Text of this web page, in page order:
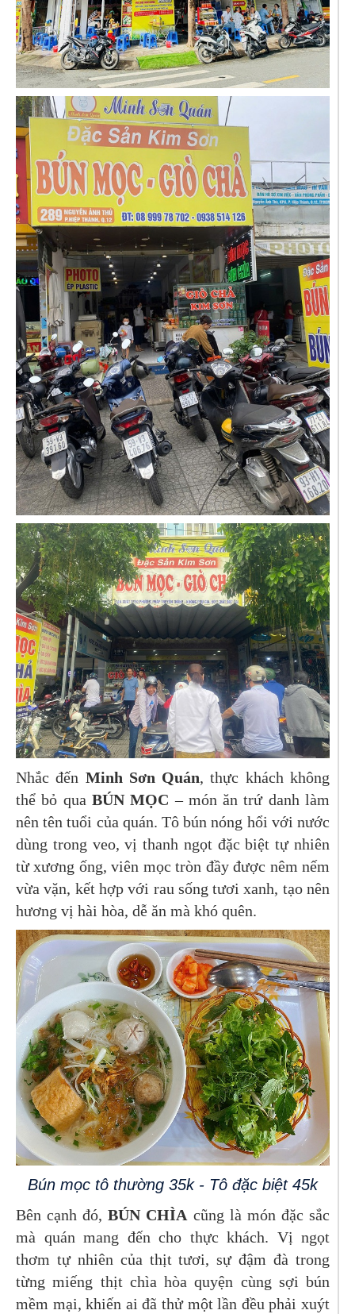
Nhắc đến Minh Sơn Quán, thực khách không
thể bỏ qua BÚN MỌC – món ăn trứ danh làm
nên tên tuổi của quán. Tô bún nóng hổi với nước
dùng trong veo, vị thanh ngọt đặc biệt tự nhiên
từ xương ống, viên mọc tròn đầy được nêm nếm
vừa vặn, kết hợp với rau sống tươi xanh, tạo nên
hương vị hài hòa, dễ ăn mà khó quên.
Bún mọc tô thường 35k - Tô đặc biệt 45k
Bên cạnh đó,BÚN CHÌA cũng là món đặc sắc
mà quán mang đến cho thực khách. Vị ngọt
thơm tự nhiên của thịt tươi, sự đậm đà trong
từng miếng thịt chìa hòa quyện cùng sợi bún
mềm mại, khiến ai đã thử một lần đều phải xuýt